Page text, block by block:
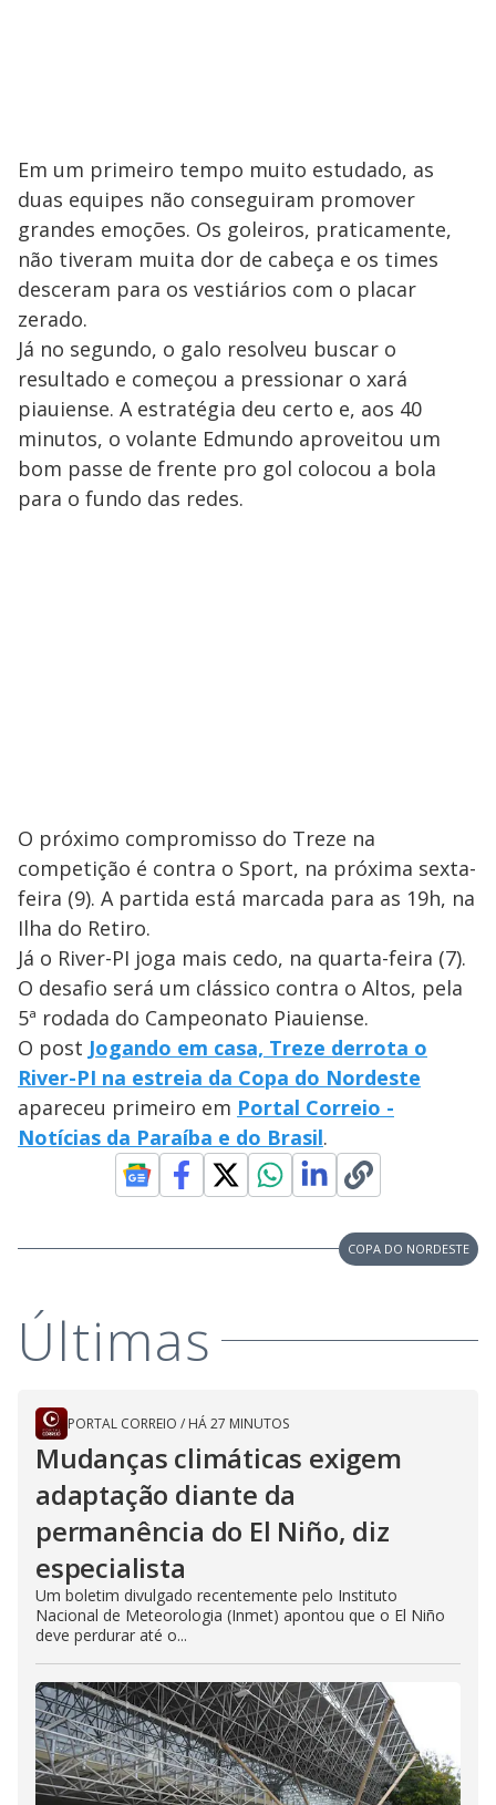
Em um primeiro tempo muito estudado, as
duas equipes não conseguiram promover
grandes emoções. Os goleiros, praticamente,
não tiveram muita dor de cabeça e os times
desceram para os vestiários com o placar
zerado.
Já no segundo, o galo resolveu buscar o
resultado e começou a pressionar o xará
piauiense. A estratégia deu certo e, aos 40
minutos, o volante Edmundo aproveitou um
bom passe de frente pro gol colocou a bola
para o fundo das redes.
O próximo compromisso do Treze na
competição é contra o Sport, na próxima sexta-
feira (9). A partida está marcada para as 19h, na
Ilha do Retiro.
Já o River-PI joga mais cedo, na quarta-feira (7).
O desafio será um clássico contra o Altos, pela
5ª rodada do Campeonato Piauiense.
O post Jogando em casa, Treze derrota o
River-PI na estreia da Copa do Nordeste
apareceu primeiro em Portal Correio -
Notícias da Paraíba e do Brasil.
COPA DO NORDESTE
Últimas
PORTAL CORREIO / HÁ 27 MINUTOS
Mudanças climáticas exigem
adaptação diante da
permanência do El Niño, diz
especialista
Um boletim divulgado recentemente pelo Instituto
Nacional de Meteorologia (Inmet) apontou que o El Niño
deve perdurar até o...